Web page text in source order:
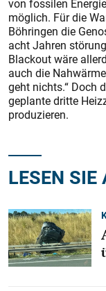
von fossilen
möglich. Für die
Böhringen die
acht Jahren
Blackout wäre
auch die
geht nichts.“ Doch
geplante dritte
produzieren.
LESEN SIE